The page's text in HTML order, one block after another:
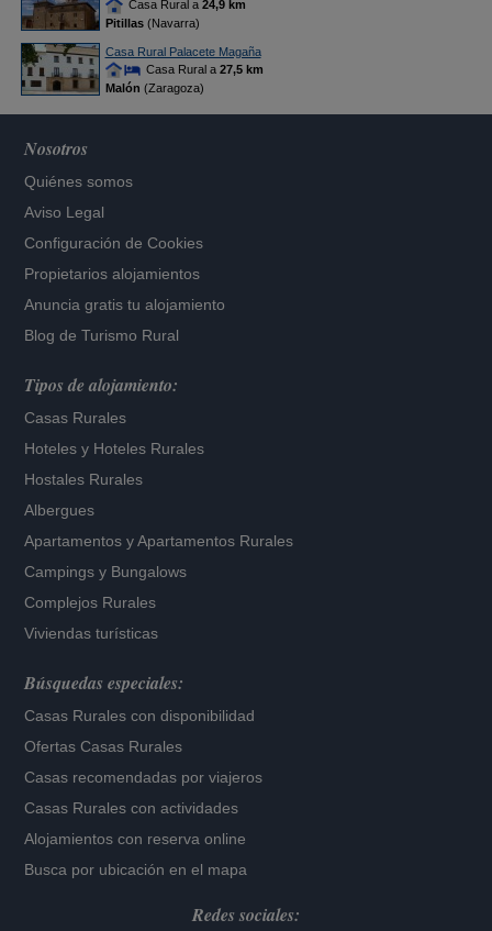
Casa Rural a 24,9 km
Pitillas(Navarra)
Casa Rural Palacete Magaña
Casa Rural a 27,5 km
Malón (Zaragoza)
Nosotros
Quiénes somos
Aviso Legal
Configuración de Cookies
Propietarios alojamientos
Anuncia gratis tu alojamiento
Blog de Turismo Rural
Tipos de alojamiento:
Casas Rurales
Hoteles y Hoteles Rurales
Hostales Rurales
Albergues
Apartamentos yApartamentos Rurales
Campings y Bungalows
Complejos Rurales
Viviendas turísticas
Búsquedas especiales:
Casas Rurales con disponibilidad
Ofertas Casas Rurales
Casas recomendadas por viajeros
Casas Rurales con actividades
Alojamientos con reserva online
Busca por ubicación en el mapa
Redes sociales: